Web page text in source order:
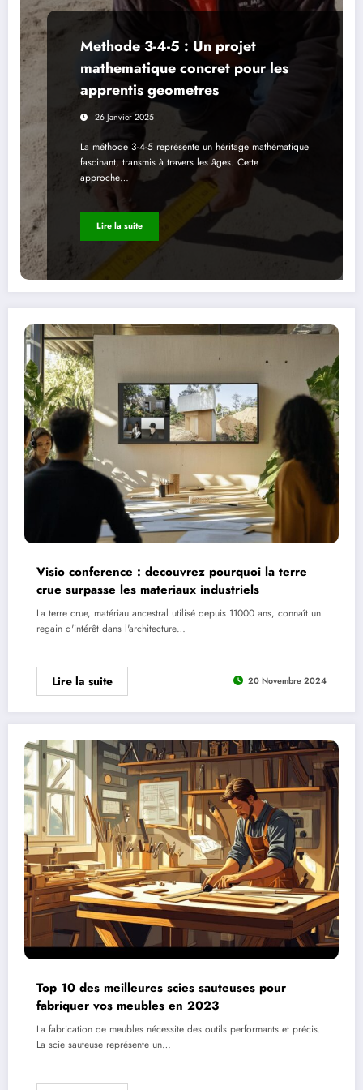
Methode 3-4-5 : Un projet
mathematique concret pour les
apprentis geometres
26 Janvier 2025
La méthode 3-4-5 représente un héritage mathématique
fascinant, transmis à travers les âges. Cette
approche…
Lire la suite
Visio conference : decouvrez pourquoi la terre
crue surpasse les materiaux industriels
La terre crue, matériau ancestral utilisé depuis 11000 ans, connaît un
regain d'intérêt dans l'architecture…
Lire la suite 20 Novembre 2024
Top 10 des meilleures scies sauteuses pour
fabriquer vos meubles en 2023
La fabrication de meubles nécessite des outils performants et précis.
La scie sauteuse représente un…